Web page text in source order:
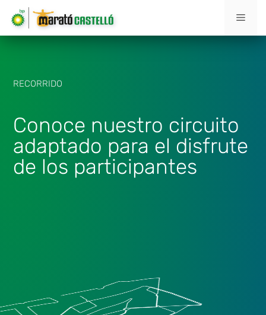
RECORRIDO
Conoce nuestro circuito
adaptado para el disfrute
de los participantes